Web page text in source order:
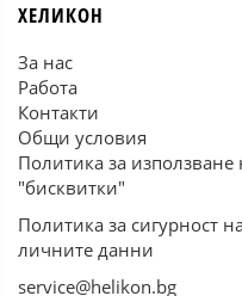
ХЕЛИКОН
За нас
Работа
Контакти
Общи условия
Политика за използване
"бисквитки"
Политика за сигурност
личните данни
service@helikon.bg